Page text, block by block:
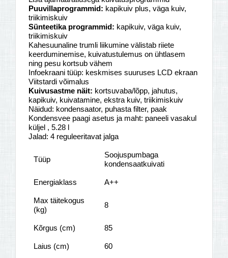
Puuvillaprogrammid: kapikuiv plus, väga kuiv,
triikimiskuiv
Sünteetika programmid: kapikuiv, väga kuiv,
triikimiskuiv
Kahesuunaline trumli liikumine välistab riiete
keerduminemise, kuivatustulemus on ühtlasem
ning pesu kortsub vähem
Infoekraani tüüp: keskmises suuruses LCD ekraan
Viitstardi võimalus
Kuivusastme näit: kortsuvaba/lõpp, jahutus,
kapikuiv, kuivatamine, ekstra kuiv, triikimiskuiv
Näidud: kondensaator, puhasta filter, paak
Kondensvee paagi asetus ja maht: paneeli vasakul
küljel , 5.28 l
Jalad: 4 reguleeritavat jalga
Tüüp
Soojuspumbaga
kondensaatkuivati
Energiaklass A++
Max täitekogus
(kg)
8
Kõrgus (cm) 85
Laius (cm) 60